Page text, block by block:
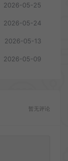
2026-05-25
2026-05-24
2026-05-13
2026-05-09
暂无评论